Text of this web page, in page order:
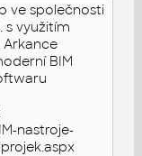
ve společnosti
s využitím
BIM
nastroje-